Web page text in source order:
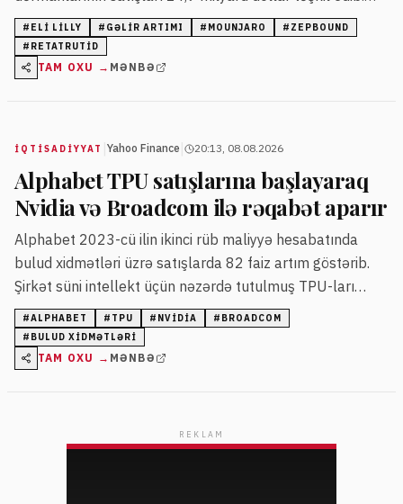
Şirkət ilin sonuna dair gəlir və xalis mənfəət proqnozunu
qaldırıb.
# ELI LILLY # GƏLIR ARTIMI # MOUNJARO # ZEPBOUND
# RETATRUTID
TAM OXU → MƏNBƏ
İQTISADIYYAT Yahoo Finance 20:13, 08.08.2026
Alphabet TPU satışlarına başlayaraq
Nvidia və Broadcom ilə rəqabət aparır
Alphabet 2023-cü ilin ikinci rüb maliyyə hesabatında
bulud xidmətləri üzrə satışlarda 82 faiz artım göstərib.
Şirkət süni intellekt üçün nəzərdə tutulmuş TPU-ları
xarici müştərilərə satmağa başlayıb və bu sahədə Nvidia
ilə rəqabətə girir. Broadcom isə TPU dizaynında Alphabet
ilə əməkdaşlıq edir.
#ALPHABET # TPU # NVIDIA # BROADCOM
# BULUD XIDMƏTLƏRI
TAM OXU → MƏNBƏ
REKLAM